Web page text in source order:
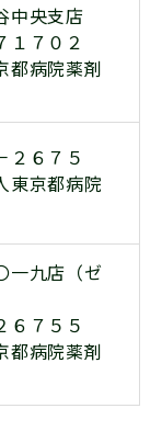
中央支店
１７０２
都病院薬剤
２６７５
東京都病院
九店（ゼ
６７５５
都病院薬剤